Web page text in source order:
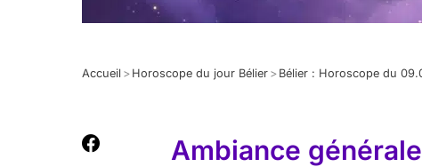
Accueil > Horoscope du jour Bélier > Bélier : Horoscope du
Ambiance